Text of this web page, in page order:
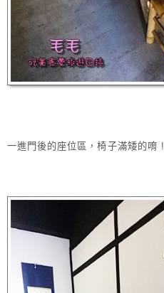
一進門後的座位區，椅子滿矮的唷 !